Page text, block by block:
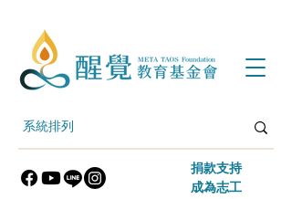
​捐款支持
​成為志工